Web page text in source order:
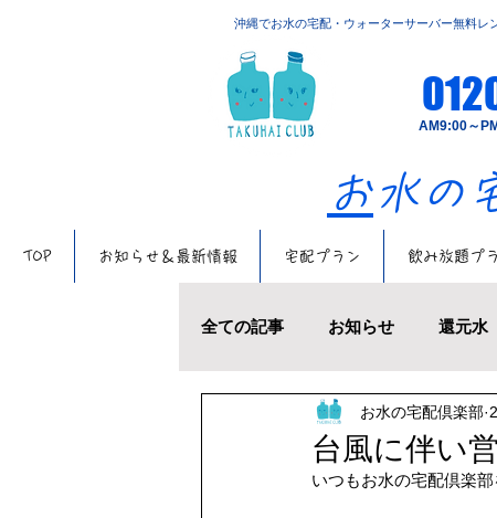
沖縄でお水の宅配・ウォーターサーバー無料レ
​AM9:00～
​お水
TOP お知らせ＆最新情報 宅配プラン 飲み放題プ
全ての記事 お知らせ 還元水
お水の話題 キャンペーン
台風に伴い
お水の宅配倶楽部
いつもお水の宅配倶楽